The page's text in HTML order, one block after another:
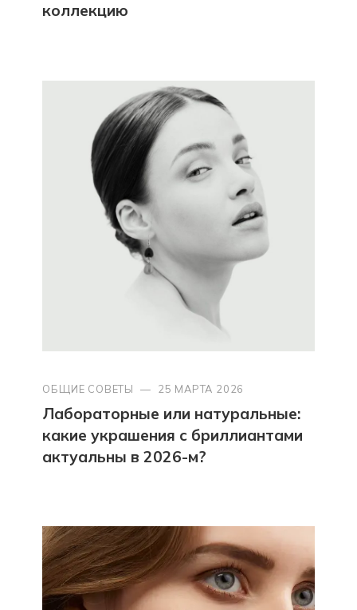
коллекцию
ОБЩИЕ СОВЕТЫ — 25 МАРТА 2026
Лабораторные или натуральные:
какие украшения с бриллиантами
актуальны в 2026-м?